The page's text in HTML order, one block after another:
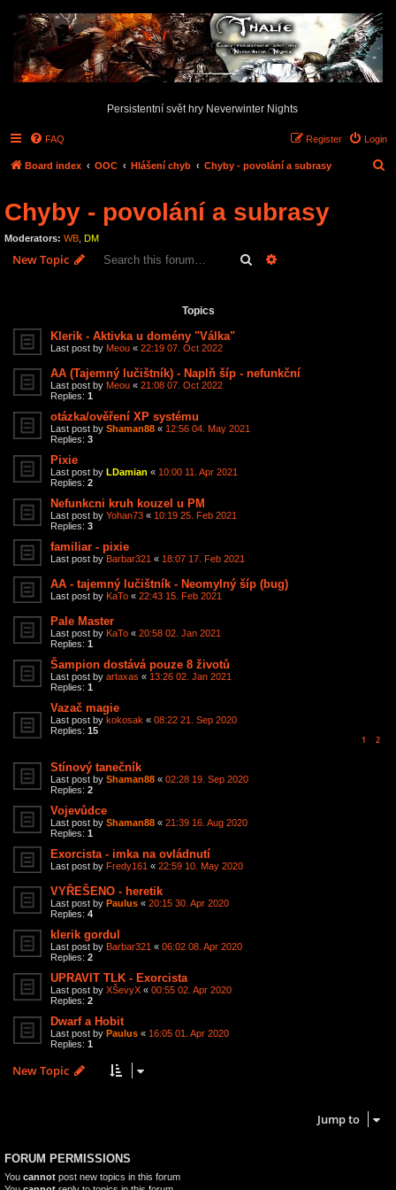
Persistentní svět hry Neverwinter Nights
FAQ Login
Register
Board index OOC Hlášení chyb Chyby - povolání a subrasy
Chyby - povolání a subrasy
Moderators: WB DM
New Topic Search
Topics
Klerik - Aktivka u domény "Válka"
Last post by Meou « 22:19 07. Oct 2022
AA (Tajemný lučištník) - Naplň šíp - nefunkční
Last post by Meou « 21:08 07. Oct 2022
Replies: 1
otázka/ověření XP systému
Last post by Shaman88 « 12:56 04. May 2021
Replies: 3
Pixie
Last post by LDamian « 10:00 11. Apr 2021
Replies: 2
Nefunkcni kruh kouzel u PM
Last post by Yohan73 « 10:19 25. Feb 2021
Replies: 3
familiar - pixie
Last post by Barbar321 « 18:07 17. Feb 2021
AA - tajemný lučištník - Neomylný šíp (bug)
Last post by KaTo « 22:43 15. Feb 2021
Pale Master
Last post by KaTo « 20:58 02. Jan 2021
Replies: 1
Šampion dostává pouze 8 životů
Last post by artaxas « 13:26 02. Jan 2021
Replies: 1
Vazač magie
Last post by kokosak « 08:22 21. Sep 2020
Replies: 15
1 2
Stínový tanečník
Last post by Shaman88 « 02:28 19. Sep 2020
Replies: 2
Vojevůdce
Last post by Shaman88 « 21:39 16. Aug 2020
Replies: 1
Exorcista - imka na ovládnutí
Last post by Fredy161 « 22:59 10. May 2020
VYŘEŠENO - heretik
Last post by Paulus « 20:15 30. Apr 2020
Replies: 4
klerik gordul
Last post by Barbar321 « 06:02 08. Apr 2020
Replies: 2
UPRAVIT TLK - Exorcista
Last post by XŠevyX « 00:55 02. Apr 2020
Replies: 2
Dwarf a Hobit
Last post by Paulus « 16:05 01. Apr 2020
Replies: 1
New Topic
Jump to
FORUM PERMISSIONS
You cannot post new topics in this forum